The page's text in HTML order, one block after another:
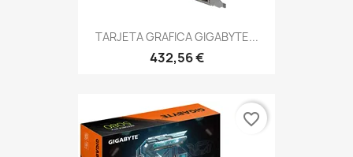
TARJETA GRAFICA GIGABYTE...
432,56 €
favorite_border